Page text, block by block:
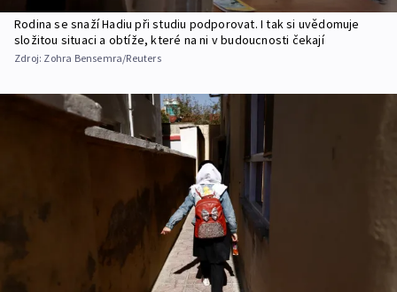
Rodina se snaží Hadiu při studiu podporovat. I tak si uvědomuje
složitou situaci a obtíže, které na ni v budoucnosti čekají
Zdroj: Zohra Bensemra/Reuters